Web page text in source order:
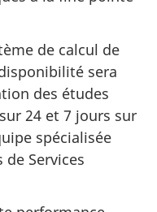
de calcul de
sera
des études
24 et 7 jours sur
spécialisée
Services